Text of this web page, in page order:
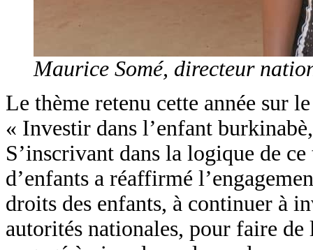
Maurice Somé, directeur
Le thème retenu cette année sur
« Investir dans l’enfant
S’inscrivant dans la logique de
d’enfants a réaffirmé
droits des enfants, à continuer à
autorités nationales, pour faire